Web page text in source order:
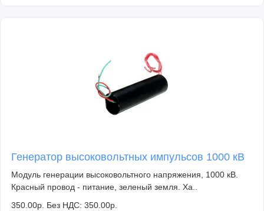
Генератор высоковольтных импульсов 1000 кВ
Модуль генерации высоковольтного напряжения, 1000 кВ.
Красный провод - питание, зеленый земля. Ха..
350.00р. Без НДС: 350.00р.